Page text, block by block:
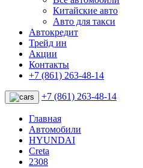
Китайские авто
Авто для такси
Автокредит
Трейд ин
Акции
Контакты
+7 (861) 263-48-14
+7 (861) 263-48-14
Главная
Автомобили
HYUNDAI
Creta
2308